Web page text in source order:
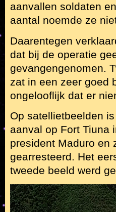
aanvallen soldaten
aantal noemde ze
Daarentegen
dat bij de operatie
gevangengenomen.
zat in een zeer goed
ongelooflijk dat er
Op satellietbeelden
aanval op Fort Tiuna
president Maduro en
gearresteerd. Het
tweede beeld werd